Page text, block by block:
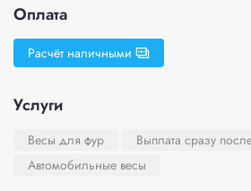
Оплата
Расчёт наличными
Услуги
Весы для фур
Выплата сразу
Автомобильные весы